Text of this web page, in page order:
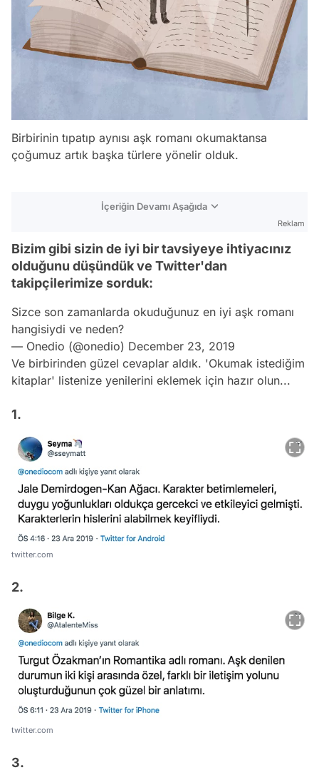
Birbirinin tıpatıp aynısı aşk romanı okumaktansa
çoğumuz artık başka türlere yönelir olduk.
İçeriğin Devamı Aşağıda
Reklam
Bizim gibi sizin de iyi bir tavsiyeye ihtiyacınız
olduğunu düşündük ve Twitter'dan
takipçilerimize sorduk:
Sizce son zamanlarda okuduğunuz en iyi aşk romanı
hangisiydi ve neden?
— Onedio (@onedio) December 23, 2019
Ve birbirinden güzel cevaplar aldık. 'Okumak istediğim
kitaplar' listenize yenilerini eklemek için hazır olun...
1.
twitter.com
2.
twitter.com
3.